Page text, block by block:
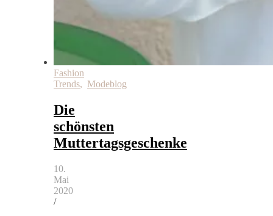
Fashion
Trends, Modeblog
Die
schönsten
Muttertagsgeschenke
10.
Mai
2020
/